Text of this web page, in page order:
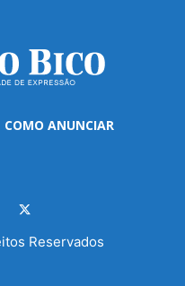
COMO ANUNCIAR
Reservados